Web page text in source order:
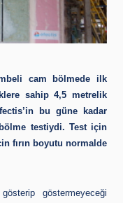
cam bölmede ilk
sahip 4,5 metrelik
bu güne kadar
testiydi. Test için
fırın boyutu normalde
göstermeyeceği